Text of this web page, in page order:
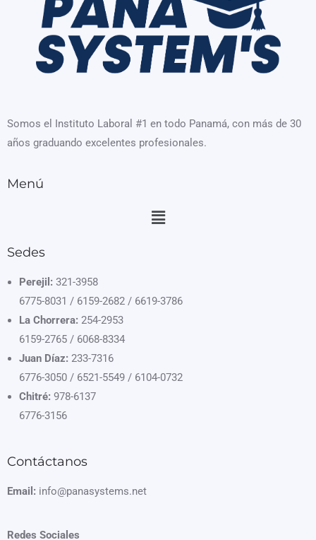
Somos el Instituto Laboral #1 en todo Panamá, con más de 30
años graduando excelentes profesionales.
Menú
Menú
Sedes
Perejil: 321-3958
6775-8031 / 6159-2682 / 6619-3786
La Chorrera: 254-2953
6159-2765 / 6068-8334
Juan Díaz: 233-7316
6776-3050 / 6521-5549 / 6104-0732
Chitré: 978-6137
6776-3156
Contáctanos
Email: info@panasystems.net
Redes Sociales